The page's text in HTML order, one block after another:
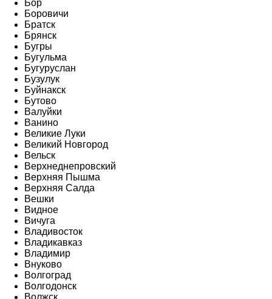
Бор
Боровичи
Братск
Брянск
Бугры
Бугульма
Бугуруслан
Бузулук
Буйнакск
Бутово
Валуйки
Ванино
Великие Луки
Великий Новгород
Вельск
Верхнеднепровский
Верхняя Пышма
Верхняя Салда
Вешки
Видное
Вичуга
Владивосток
Владикавказ
Владимир
Внуково
Волгоград
Волгодонск
Волжск